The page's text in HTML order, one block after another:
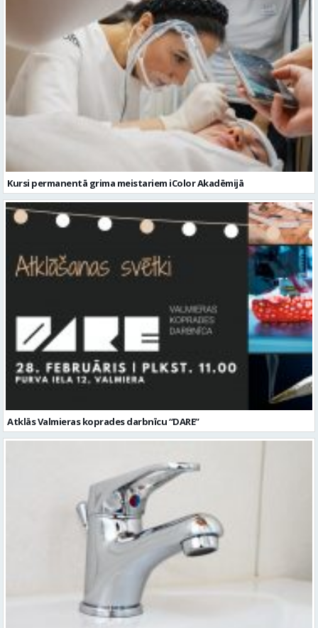
Kursi permanentā grima meistariem iColor Akadēmijā
Atklās Valmieras koprades darbnīcu “DARE”